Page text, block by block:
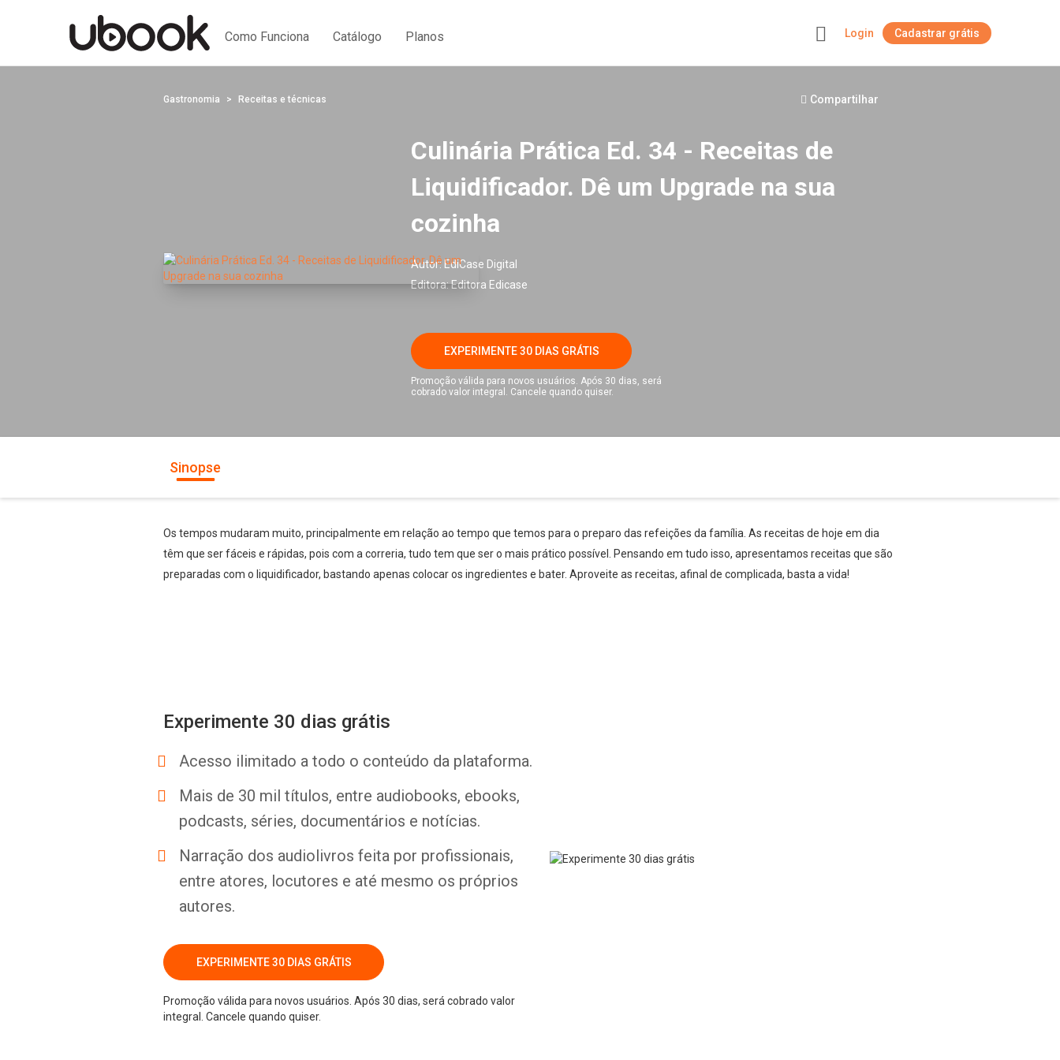
Como Funciona Catálogo Planos Login Cadastrar grátis
Gastronomia Receitas e técnicas Compartilhar
Culinária Prática Ed. 34 - Receitas de
Liquidificador. Dê um Upgrade na sua
cozinha
Autor: EdiCase Digital
Editora:Editora Edicase
EXPERIMENTE 30 DIAS GRÁTIS
Promoção válida para novos usuários. Após 30 dias, será
cobrado valor integral. Cancele quando quiser.
Sinopse
Os tempos mudaram muito, principalmente em relação ao tempo que temos para o preparo das refeições da família. As receitas de hoje em dia
têm que ser fáceis e rápidas, pois com a correria, tudo tem que ser o mais prático possível. Pensando em tudo isso, apresentamos receitas que são
preparadas com o liquidificador, bastando apenas colocar os ingredientes e bater. Aproveite as receitas, afinal de complicada, basta a vida!
Experimente 30 dias grátis
Acesso ilimitado a todo o conteúdo da plataforma.
Mais de 30 mil títulos, entre audiobooks, ebooks,
podcasts, séries, documentários e notícias.
Narração dos audiolivros feita por profissionais,
entre atores, locutores e até mesmo os próprios
autores.
EXPERIMENTE 30 DIAS GRÁTIS
Promoção válida para novos usuários. Após 30 dias, será cobrado valor
integral. Cancele quando quiser.